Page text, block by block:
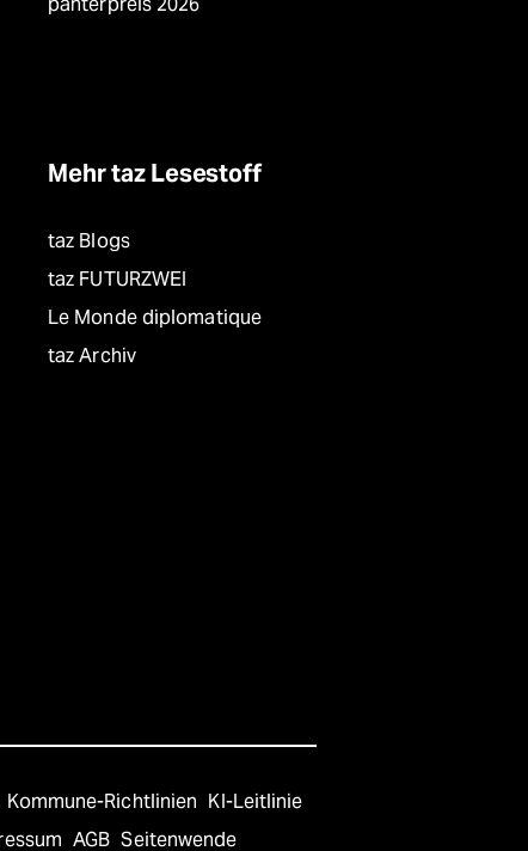
Mehr taz Lesestoff
taz Blogs
taz FUTURZWEI
Le Monde diplomatique
taz Archiv
Kommune-Richtlinien KI-Leitlinie
AGB Seitenwende